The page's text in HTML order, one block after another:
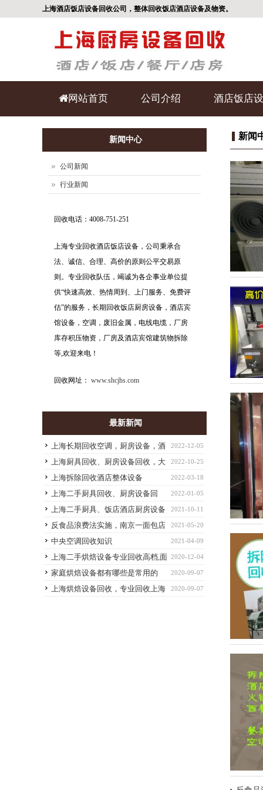
上海酒店饭店设备回收公司，整体回收饭店酒店设备及物资。
网站首页 公司介绍 酒店饭店
新闻
新闻中心
公司新闻
行业新闻
回收电话：4008-751-251
上海专业回收酒店饭店设备，公司秉承合
法、诚信、合理、高价的原则公平交易原
则。专业回收队伍，竭诚为各企事业单位提
供“快速高效、热情周到、上门服务、免费评
估”的服务，长期回收饭店厨房设备，酒店宾
馆设备，空调，废旧金属，电线电缆，厂房
库存积压物资，厂房及酒店宾馆建筑物拆除
等,欢迎来电！
回收网址： www.shcjhs.com
最新新闻
2022-12-05
上海长期回收空调，厨房设备，酒
店饭店物资，大型设备批量物资回收2022-10-25
上海厨具回收、厨房设备回收，大
小型餐饮店设备回收
2022-03-18
上海拆除回收酒店整体设备
2022-01-05
上海二手厨具回收、厨房设备回
收、酒店设备回收、整厂拆除回收
2021-10-11
上海二手厨具、饭店酒店厨房设备
回收
2021-05-20
反食品浪费法实施，南京一面包店
报废“不好看”的面包被约谈
2021-04-09
中央空调回收知识
2020-12-04
上海二手烘焙设备专业回收高档,面
包房设备回收,二手咖啡机回收,二手万能蒸烤
箱回收
2020-09-07
家庭烘焙设备都有哪些是常用的
2020-09-07
上海烘焙设备回收，专业回收上海